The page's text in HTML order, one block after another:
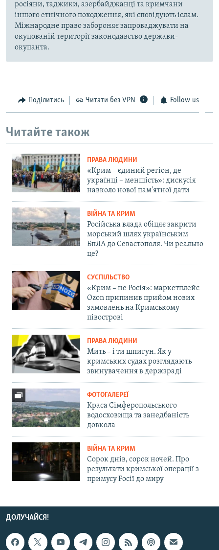
росіяни, таджики, азербайджанці та кримчани
іншого етнічного походження, які сповідують іслам.
Міжнародне право забороняє запроваджувати на
окупованій території законодавство держави-
окупанта.
Поділитись Читати без VPN Follow us
Читайте також
ПРАВА ЛЮДИНИ
«Крим – єдиний регіон, де
українці – меншість»: дискусія
навколо нової пам'ятної дати
ВІЙНА ТА КРИМ
Російська влада обіцяє закрити
морський шлях українським
БпЛА до Севастополя. Чи реально
це?
СУСПІЛЬСТВО
«Крим – не Росія»: маркетплейс
Ozon припинив прийом нових
замовлень на Кримському
півострові
ПРАВА ЛЮДИНИ
Мить – і ти шпигун. Як у
кримських судах розглядають
звинувачення в держзраді
ФОТОГАЛЕРЕЇ
Краса Сімферопольського
водосховища та занедбаність
довкола
ВІЙНА ТА КРИМ
Сорок днів, сорок ночей. Про
результати кримської операції з
примусу Росії до миру
ДОЛУЧАЙСЯ!